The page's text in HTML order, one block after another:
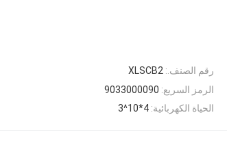
رقم الصنف.: XLSCB2
الرمز السريع: 9033000090
الحياة الكهربائية: 4*10^3